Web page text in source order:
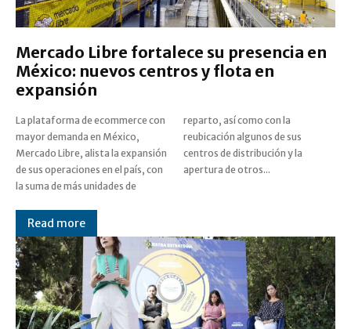
Mercado Libre fortalece su presencia en
México: nuevos centros y flota en
expansión
La plataforma de ecommerce con
mayor demanda en México,
Mercado Libre, alista la expansión
de sus operaciones en el país, con
la suma de más unidades de
reparto, así como con la
reubicación algunos de sus
centros de distribución y la
apertura de otros...
Read more